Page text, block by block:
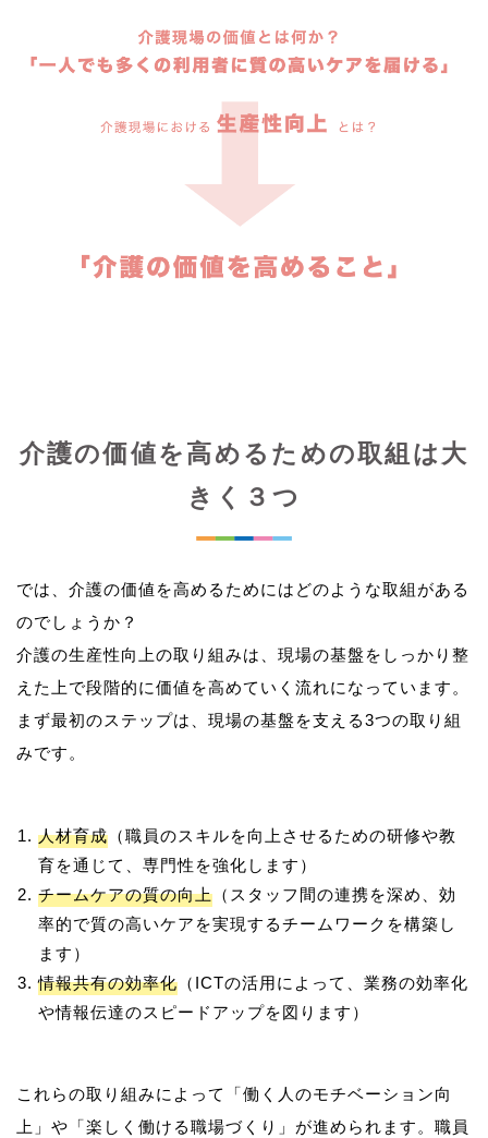
介護の価値を高めるための取組は大
きく３つ
では、介護の価値を高めるためにはどのような取組がある
のでしょうか？
介護の生産性向上の取り組みは、現場の基盤をしっかり整
えた上で段階的に価値を高めていく流れになっています。
まず最初のステップは、現場の基盤を支える3つの取り組
人材育成 （職員のスキルを向上させるための研修や教
育を通じて、専門性を強化します）
チームケアの質の向上 （スタッフ間の連携を深め、効
率的で質の高いケアを実現するチームワークを構築し
ます）
情報共有の効率化 （ICTの活用によって、業務の効率化
や情報伝達のスピードアップを図ります）
これらの取り組みによって「働く人のモチベーション向
上」や「楽しく働ける職場づくり」が進められます。職員